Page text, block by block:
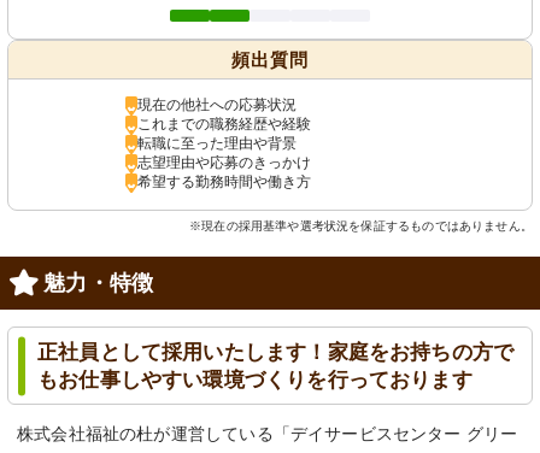
頻出質問
現在の他社への応募状況
これまでの職務経歴や経験
転職に至った理由や背景
志望理由や応募のきっかけ
希望する勤務時間や働き方
※現在の採用基準や選考状況を保証するものではありません。
魅力・特徴
正社員として採用いたします！家庭をお持ちの方で
もお仕事しやすい環境づくりを行っております
株式会社福祉の杜が運営している「デイサービスセンター グリー